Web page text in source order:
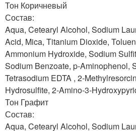
Тон Коричневый
Состав:
Aqua, Cetearyl Alcohol, Sodium
Acid, Mica, Titanium Dioxide,
Ammonium Hydroxide, Sodium
Sodium Benzoate, p-Aminophenol,
Tetrasodium EDTA , 2-
Hydrosulfite, 2-Amino-3-
Тон Графит
Состав:
Aqua, Cetearyl Alcohol, Sodium